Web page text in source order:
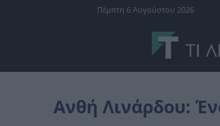
Πέμπτη 6 Αυγούστου 2026
Ανθή Λινάρδου: